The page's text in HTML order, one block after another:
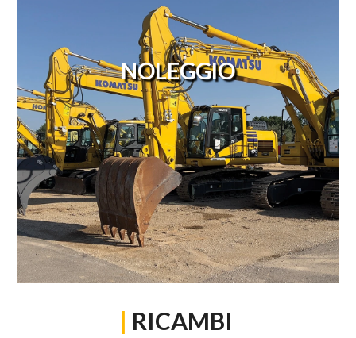
NOLEGGIO
| RICAMBI